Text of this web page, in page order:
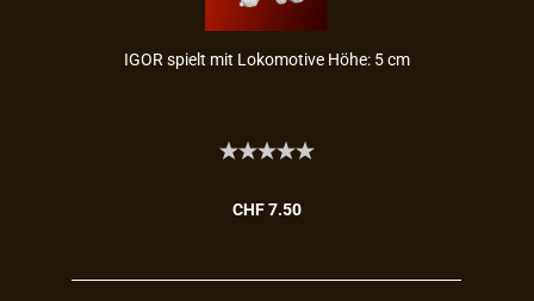
IGOR spielt mit Lo­ko­mo­ti­ve Höhe: 5 cm
CHF 7.50